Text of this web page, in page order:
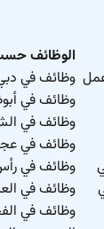
الوظائف
وظائف في
وظائف في
وظائف في
وظائف في
وظائف في
وظائف في
وظائف في